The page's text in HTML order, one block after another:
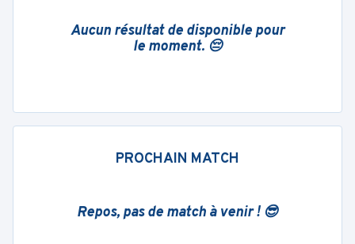
Aucun résultat de disponible pour
le moment. 😔
PROCHAIN MATCH
Repos, pas de match à venir ! 😎